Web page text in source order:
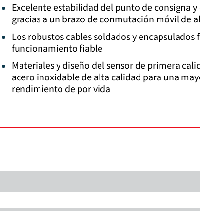
Excelente estabilidad del punto de consigna
gracias a un brazo de conmutación móvil de
Los robustos cables soldados y encapsulados
funcionamiento fiable
Materiales y diseño del sensor de primera
acero inoxidable de alta calidad para una
rendimiento de por vida